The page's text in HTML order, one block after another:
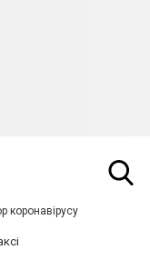
коронавірусу